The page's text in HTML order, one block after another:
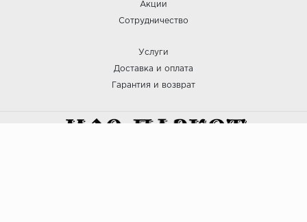
Акции
Сотрудничество
Услуги
Доставка и оплата
Гарантия и возврат